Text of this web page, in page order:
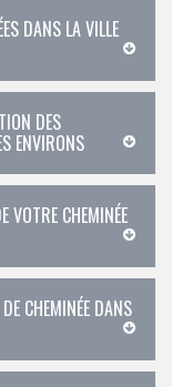
DANS LA VILLE
DES
ENVIRONS
VOTRE CHEMINÉE
CHEMINÉE DANS